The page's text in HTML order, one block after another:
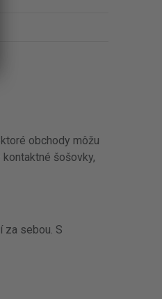
obchody môžu
šošovky,
za sebou. S